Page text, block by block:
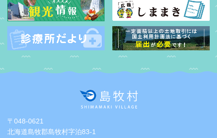
〒048-0621
北海道島牧郡島牧村字泊83-1